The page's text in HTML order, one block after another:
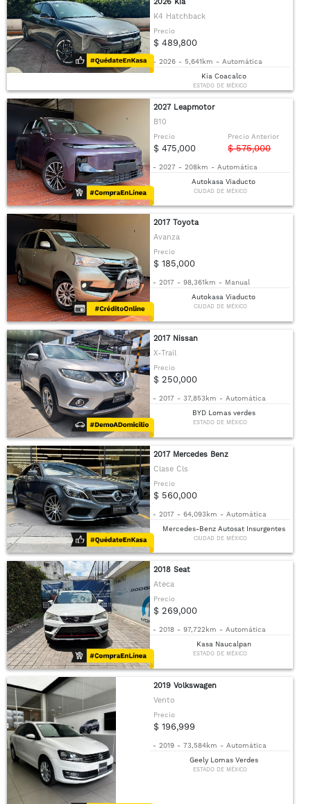
K4 Hatchback
Precio
$ 489,800
- 2026 - 5,641km - Automática
Kia Coacalco
ESTADO DE MÉXICO
2027 Leapmotor
B10
Precio
$ 475,000
Precio Anterior
$ 575,000
- 2027 - 208km - Automática
Autokasa Viaducto
CIUDAD DE MÉXICO
2017 Toyota
Avanza
Precio
$ 185,000
- 2017 - 98,361km - Manual
Autokasa Viaducto
CIUDAD DE MÉXICO
2017 Nissan
X-Trail
Precio
$ 250,000
- 2017 - 37,853km - Automática
BYD Lomas verdes
ESTADO DE MÉXICO
2017 Mercedes Benz
Clase Cls
Precio
$ 560,000
- 2017 - 64,093km - Automática
Mercedes-Benz Autosat Insurgentes
CIUDAD DE MÉXICO
2018 Seat
Ateca
Precio
$ 269,000
- 2018 - 97,722km - Automática
Kasa Naucalpan
ESTADO DE MÉXICO
2019 Volkswagen
Vento
Precio
$ 196,999
- 2019 - 73,584km - Automática
Geely Lomas Verdes
ESTADO DE MÉXICO